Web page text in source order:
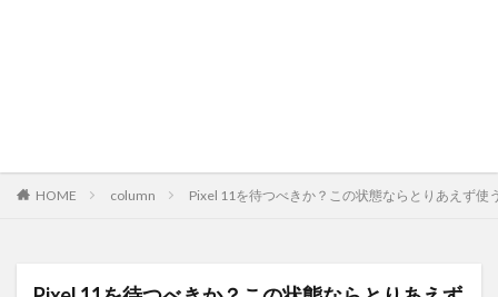
HOME column Pixel 11を待つべきか？この状態ならとりあえず使